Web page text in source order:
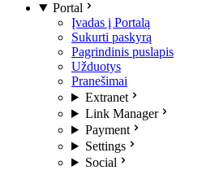
Portal
Įvadas į Portalą
Sukurti paskyrą
Pagrindinis puslapis
Užduotys
Pranešimai
Extranet
Link Manager
Payment
Settings
Social